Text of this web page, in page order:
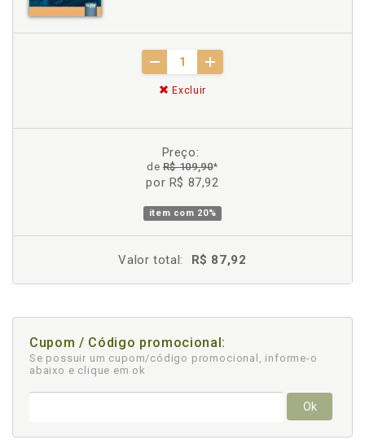
Excluir
Preço:
deR$ 109,90*
por R$ 87,92
item com 20%
Valor total: R$ 87,92
Cupom / Código promocional:
Se possuir um cupom/código promocional, informe-o
abaixo e clique em ok
Ok